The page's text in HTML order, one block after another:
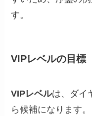
す。
VIPレベルの目標
VIPレベルは、ダイ
ら候補になります。